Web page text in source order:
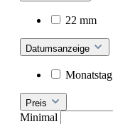
22 mm
Datumsanzeige
Monatstag
Preis
Minimal